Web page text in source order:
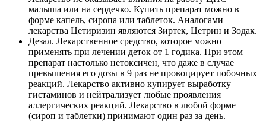
малыша или на сердечко. Купить препарат можно в
форме капель, сиропа или таблеток. Аналогами
лекарства Цетиризин являются Зиртек, Цетрин и Зодак.
Дезал. Лекарственное средство, которое можно
применять при лечении деток от 1 годика. При этом
препарат настолько нетоксичен, что даже в случае
превышения его дозы в 9 раз не провоцирует побочных
реакций. Лекарство активно купирует выработку
гистаминов и нейтрализует любые проявления
аллергических реакций. Лекарство в любой форме
(сироп и таблетки) принимают один раз за день.